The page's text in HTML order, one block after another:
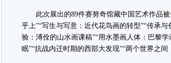
此次展出的89件赛努奇馆藏中国艺术作品被
乎上”“写生与写意：近代花鸟画的转型”“传承
验：溥佺的山水画课稿”“用水墨画人体：巴黎
眠”“抗战内迁时期的西部大发现”“两个世界之间